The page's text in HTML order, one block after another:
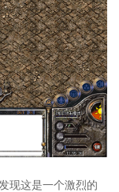
现这是一个激烈的